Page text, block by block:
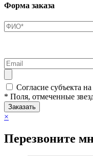
Форма заказа
Согласие субъекта на
* Поля, отмеченные
Заказать
×
Перезвоните